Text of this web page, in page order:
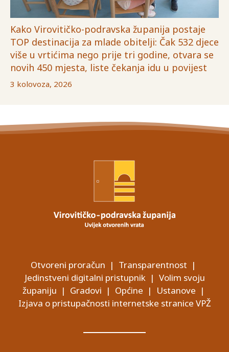
Kako Virovitičko-podravska županija postaje
TOP destinacija za mlade obitelji: Čak 532 djece
više u vrtićima nego prije tri godine, otvara se
novih 450 mjesta, liste čekanja idu u povijest
3 kolovoza, 2026
Otvoreni proračun | Transparentnost |
Jedinstveni digitalni pristupnik| Volim svoju
županiju | Gradovi | Općine | Ustanove |
Izjava o pristupačnosti internetske stranice VPŽ